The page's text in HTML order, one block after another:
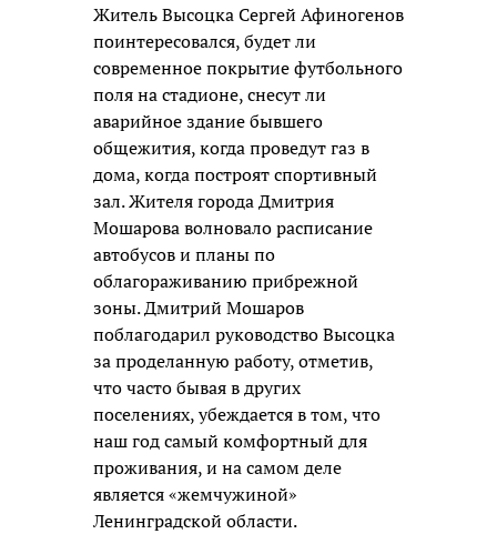
Житель Высоцка Сергей Афиногенов
поинтересовался, будет ли
современное покрытие футбольного
поля на стадионе, снесут ли
аварийное здание бывшего
общежития, когда проведут газ в
дома, когда построят спортивный
зал. Жителя города Дмитрия
Мошарова волновало расписание
автобусов и планы по
облагораживанию прибрежной
зоны. Дмитрий Мошаров
поблагодарил руководство Высоцка
за проделанную работу, отметив,
что часто бывая в других
поселениях, убеждается в том, что
наш год самый комфортный для
проживания, и на самом деле
является «жемчужиной»
Ленинградской области.